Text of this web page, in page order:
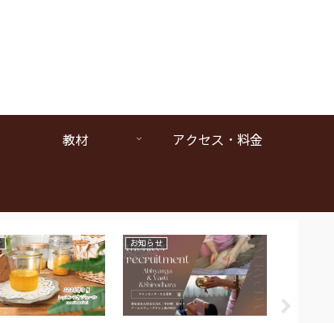
教材 アクセス・料金
お知らせ